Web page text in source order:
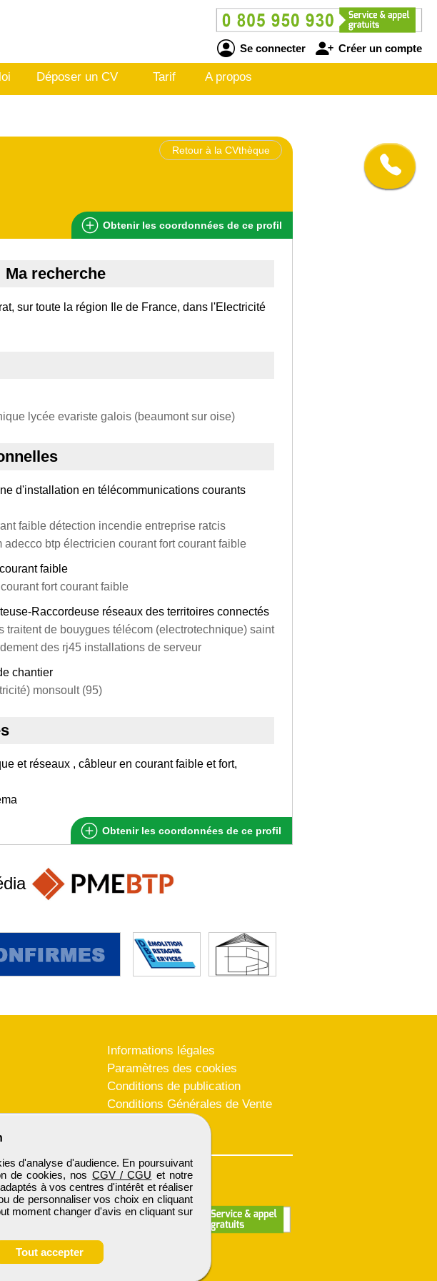
Se connecter Créer un compte
Déposer un CV Tarif A propos
Retour à la CVthèque
Obtenir les coordonnées de ce profil
Ma recherche
sur toute la région Ile de France, dans l'Electricité
lycée evariste galois (beaumont sur oise)
d'installation en télécommunications courants
faible détection incendie entreprise ratcis
btp électricien courant fort courant faible
faible
fort courant faible
Raccordeuse réseaux des territoires connectés
traitent de bouygues télécom (electrotechnique) saint
des rj45 installations de serveur
chantier
monsoult (95)
et réseaux , câbleur en courant faible et fort,
Obtenir les coordonnées de ce profil
d'analyse d'audience. En poursuivant
de cookies, nos CGV / CGU et notre
à vos centres d'intérêt et réaliser
de personnaliser vos choix en cliquant
moment changer d'avis en cliquant sur
Tout accepter
Informations légales
Paramètres des cookies
Conditions de publication
Conditions Générales de Vente